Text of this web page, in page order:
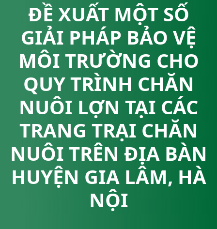
ĐỀ XUẤT MỘT SỐ
GIẢI PHÁP BẢO VỆ
MÔI TRƯỜNG CHO
QUY TRÌNH CHĂN
NUÔI LỢN TẠI CÁC
TRANG TRẠI CHĂN
NUÔI TRÊN ĐỊA BÀN
HUYỆN GIA LÂM, HÀ
NỘI